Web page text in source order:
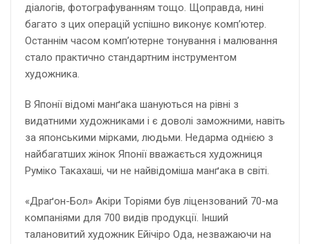
діалогів, фотографуванням тощо. Щоправда, нині
багато з цих операцій успішно виконує комп’ютер.
Останнім часом комп’ютерне тонування і малювання
стало практично стандартним інструментом
художника.
В Японії відомі манґака шануються на рівні з
видатними художниками і є доволі заможними, навіть
за японськими мірками, людьми. Недарма однією з
найбагатших жінок Японії вважається художниця
Руміко Такахаші, чи не найвідоміша манґака в світі.
«Драґон-Бол» Акіри Торіями був ліцензований 70-ма
компаніями для 700 видів продукції. Інший
талановитий художник Ейічіро Ода, незважаючи на